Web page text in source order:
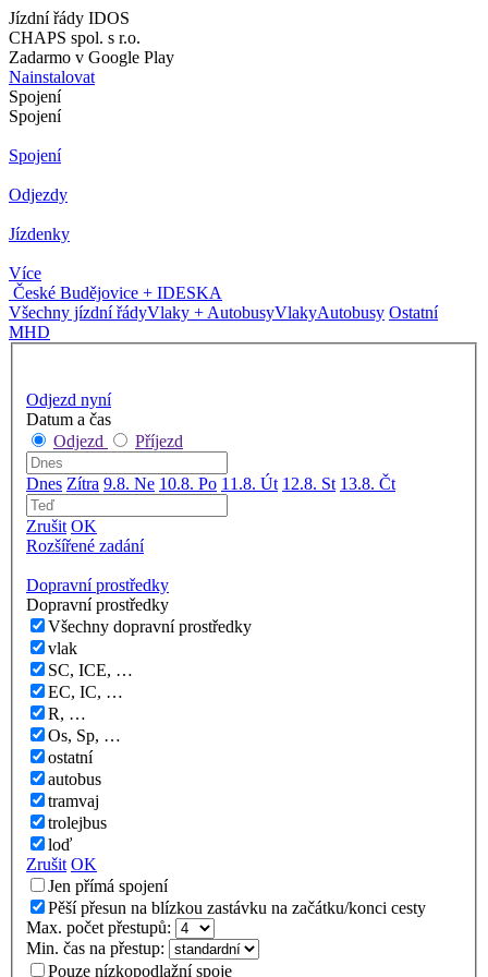
Jízdní řády IDOS
CHAPS spol. s r.o.
Zadarmo v Google Play
Nainstalovat
Spojení
Spojení
Spojení
Odjezdy
Jízdenky
Více
České Budějovice + IDESKA
Všechny jízdní řádyVlaky + AutobusyVlakyAutobusy Ostatní
MHD
Odjezd nyní
Datum a čas
Odjezd
Příjezd
Dnes Zítra 9.8. Ne 10.8. Po 11.8. Út 12.8. St 13.8. Čt
Zrušit OK
Rozšířené zadání
Dopravní prostředky
Dopravní prostředky
Všechny dopravní prostředky
vlak
SC, ICE, …
EC, IC, …
R, …
Os, Sp, …
ostatní
autobus
tramvaj
trolejbus
loď
Zrušit OK
Jen přímá spojení
Pěší přesun na blízkou zastávku na začátku/konci cesty
Max. počet přestupů:
Min. čas na přestup:
Pouze nízkopodlažní spoje